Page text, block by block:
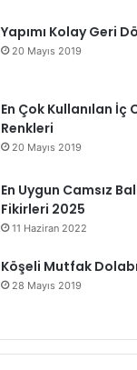
Yapımı Kolay Geri
20 Mayıs 2019
En Çok Kullanılan İç
Renkleri
20 Mayıs 2019
En Uygun Camsız
Fikirleri 2025
11 Haziran 2022
Köşeli Mutfak
28 Mayıs 2019